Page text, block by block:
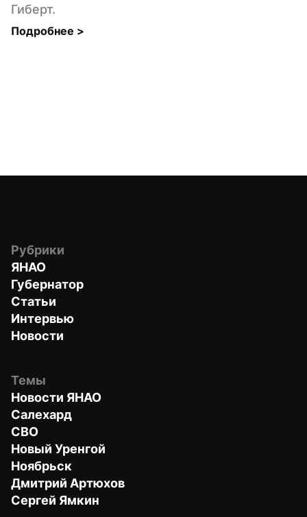
Гиберт.
Подробнее >
Рубрики
ЯНАО
Губернатор
Статьи
Интервью
Новости
Темы
Новости ЯНАО
Салехард
СВО
Новый Уренгой
Ноябрьск
Дмитрий Артюхов
Сергей Ямкин